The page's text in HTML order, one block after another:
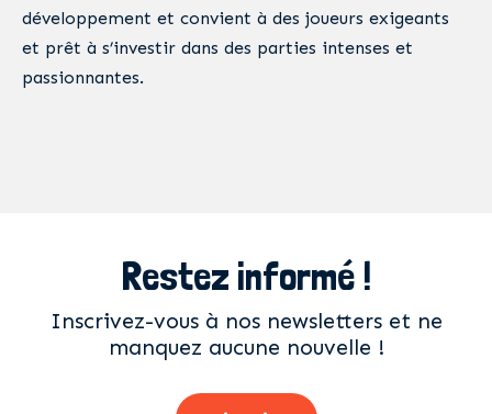
développement et convient à des joueurs exigeants
et prêt à s’investir dans des parties intenses et
passionnantes.
Restez informé !
Inscrivez-vous à nos newsletters et ne
manquez aucune nouvelle !